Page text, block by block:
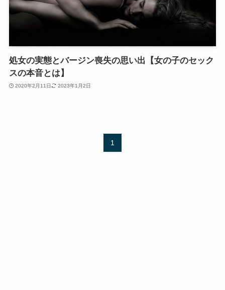
処女の実態とバージン喪失の思い出【女の子のセック
スの本音とは】
2020年2月11日 2023年1月2日
1